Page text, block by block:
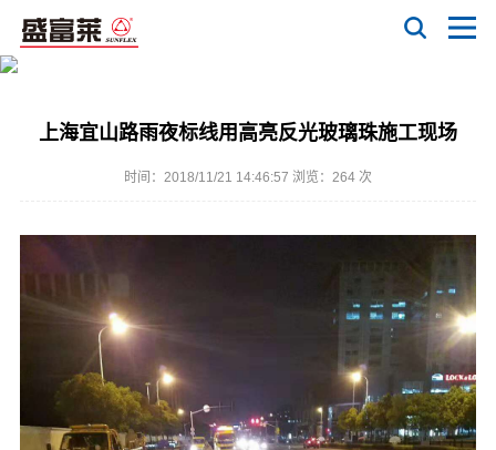
上海宜山路雨夜标线用高亮反光玻璃珠施工现场
时间：2018/11/21 14:46:57 浏览： 264 次